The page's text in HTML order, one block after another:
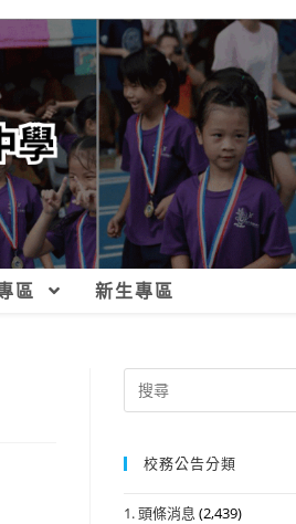
區 新生專區
Search
for:
校務公告分類
1. 頭條消息 (2,439)